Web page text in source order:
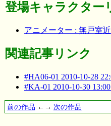
登場キャラクター
アニメーター : 無戸室
関連記事リンク
#HA06-01 2010-10-28
#KA-01 2010-10-30
前の作品 ←→ 次の作品